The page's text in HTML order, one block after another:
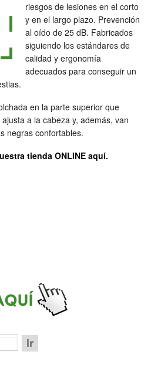
riesgos de lesiones en el corto
y en el largo plazo. Prevención
al oído de 25 dB. Fabricados
siguiendo los estándares de
calidad y ergonomía
adecuados para conseguir un
en la parte superior que
a la cabeza y, además, van
negras confortables.
tienda ONLINE aquí.